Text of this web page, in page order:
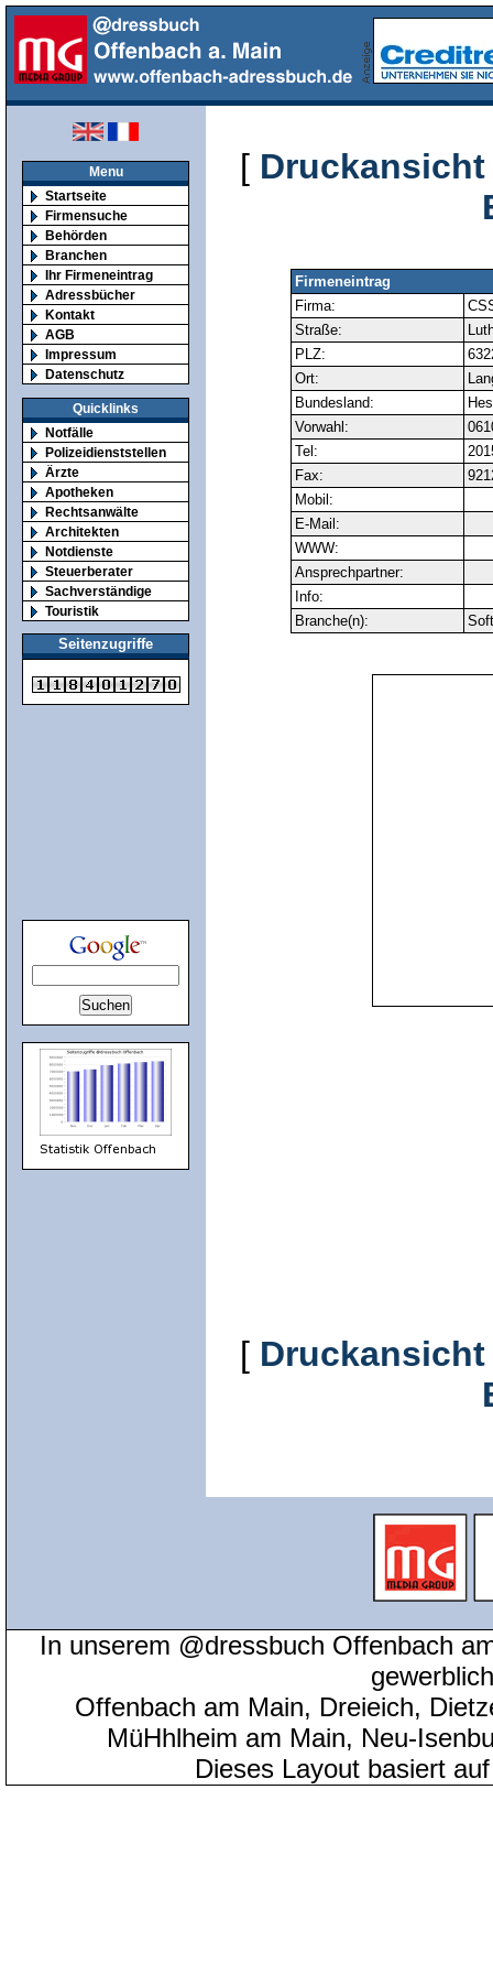
Menu
Startseite
Firmensuche
Behörden
Branchen
Ihr Firmeneintrag
Adressbücher
Kontakt
AGB
Impressum
Datenschutz
Quicklinks
Notfälle
Polizeidienststellen
Ärzte
Apotheken
Rechtsanwälte
Architekten
Notdienste
Steuerberater
Sachverständige
Touristik
Seitenzugriffe
[ Druckansicht
Firmeneintrag
Firma:
Straße:
PLZ:
Ort:
Bundesland:
Vorwahl:
Tel:
Fax:
Mobil:
E-Mail:
WWW:
Ansprechpartner:
Info:
Branche(n):
[ Druckansicht
In unserem @dressbuch Offenbach
Offenbach am Main, Dreieich,
MüHhlheim am Main, Neu-
Dieses Layout basiert